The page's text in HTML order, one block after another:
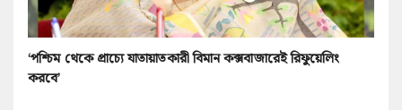
‘পশ্চিম থেকে প্রাচ্যে যাতায়াতকারী বিমান কক্সবাজারেই রিফুয়েলিং
করবে’